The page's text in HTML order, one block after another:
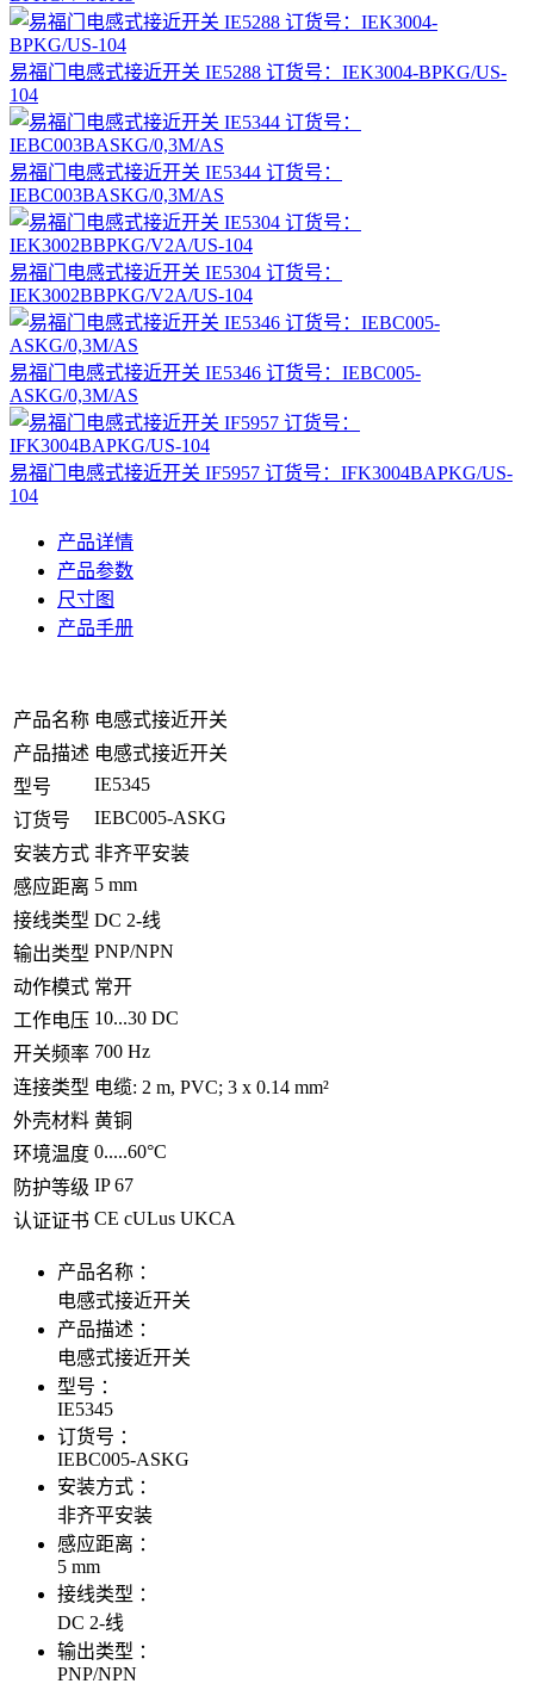
易福门电感式接近开关 IE5288 订货号：IEK3004-BPKG/US-
104
易福门电感式接近开关 IE5344 订货号：
IEBC003BASKG/0,3M/AS
易福门电感式接近开关 IE5304 订货号：
IEK3002BBPKG/V2A/US-104
易福门电感式接近开关 IE5346 订货号：IEBC005-
ASKG/0,3M/AS
易福门电感式接近开关 IF5957 订货号：IFK3004BAPKG/US-
104
产品详情
产品参数
尺寸图
产品手册
产品名称 电感式接近开关
产品描述 电感式接近开关
型号
IE5345
订货号
IEBC005-ASKG
安装方式 非齐平安装
感应距离 5 mm
接线类型 DC 2-线
输出类型 PNP/NPN
动作模式 常开
工作电压 10...30 DC
开关频率 700 Hz
连接类型 电缆: 2 m, PVC; 3 x 0.14 mm²
外壳材料 黄铜
环境温度 0.....60°C
防护等级 IP 67
认证证书 CE cULus UKCA
产品名称 ：
电感式接近开关
产品描述 ：
电感式接近开关
型号 ：
IE5345
订货号 ：
IEBC005-ASKG
安装方式 ：
非齐平安装
感应距离 ：
5 mm
接线类型 ：
DC 2-线
输出类型 ：
PNP/NPN